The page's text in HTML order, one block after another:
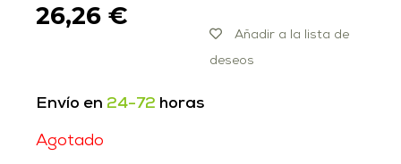
26,26 €
Añadir a la lista de
deseos
Envío en 24-72 horas
Agotado